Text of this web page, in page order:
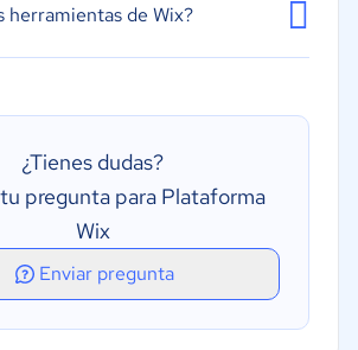
herramientas de Wix?
¿Tienes dudas?
pregunta para Plataforma
Wix
Enviar pregunta